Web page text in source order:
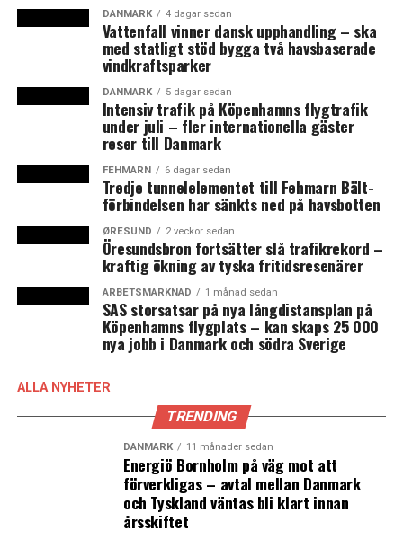
Fallande priser på tjänster skapar ny oro för dansk
DANMARK 4 dagar sedan
Vattenfall vinner dansk upphandling – ska
med statligt stöd bygga två havsbaserade
vindkraftsparker
DANMARK 5 dagar sedan
Intensiv trafik på Köpenhamns flygtrafik
under juli – fler internationella gäster
reser till Danmark
FEHMARN 6 dagar sedan
Tredje tunnelelementet till Fehmarn Bält-
förbindelsen har sänkts ned på havsbotten
ØRESUND 2 veckor sedan
Öresundsbron fortsätter slå trafikrekord –
kraftig ökning av tyska fritidsresenärer
ARBETSMARKNAD 1 månad sedan
SAS storsatsar på nya långdistansplan på
Köpenhamns flygplats – kan skaps 25 000
nya jobb i Danmark och södra Sverige
ALLA NYHETER
TRENDING
DANMARK 11 månader sedan
Energiö Bornholm på väg mot att
förverkligas – avtal mellan Danmark
och Tyskland väntas bli klart innan
årsskiftet